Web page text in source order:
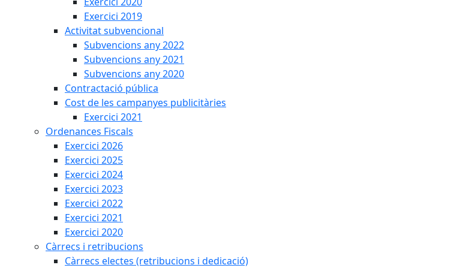
Exercici 2019
Activitat subvencional
Subvencions any 2022
Subvencions any 2021
Subvencions any 2020
Contractació pública
Cost de les campanyes publicitàries
Exercici 2021
Ordenances Fiscals
Exercici 2026
Exercici 2025
Exercici 2024
Exercici 2023
Exercici 2022
Exercici 2021
Exercici 2020
Càrrecs i retribucions
Càrrecs electes (retribucions i dedicació)